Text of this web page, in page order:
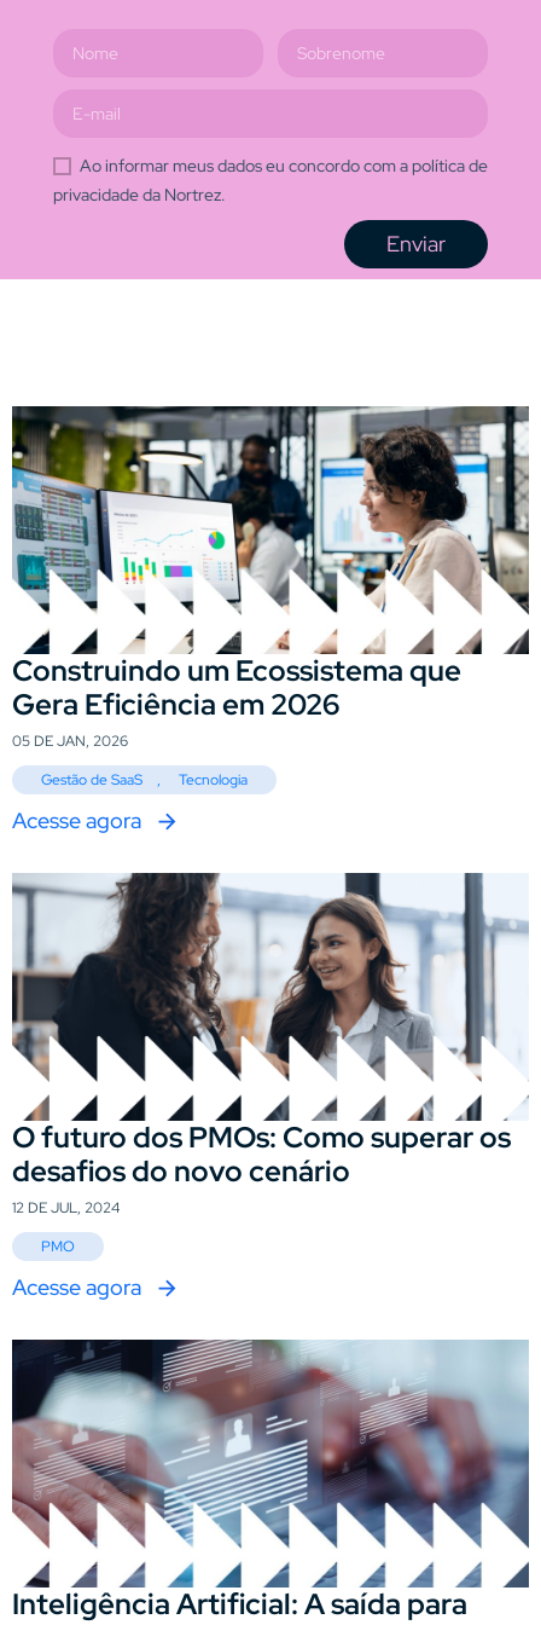
Ao informar meus dados eu concordo com a política de
privacidade da Nortrez.
Enviar
Construindo um Ecossistema que
Gera Eficiência em 2026
05 DE JAN, 2026
Gestão de SaaS
, Tecnologia
Acesse agora
O futuro dos PMOs: Como superar os
desafios do novo cenário
12 DE JUL, 2024
PMO
Acesse agora
Inteligência Artificial: A saída para